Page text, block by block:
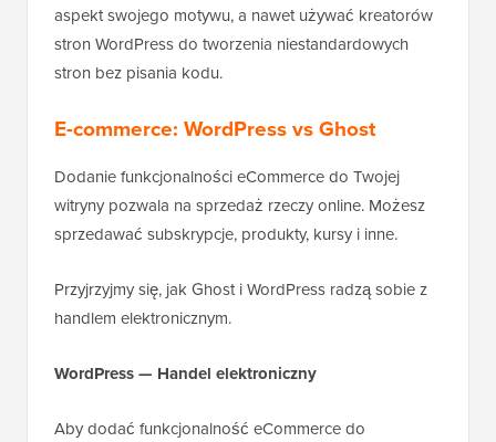
aspekt swojego motywu, a nawet używać kreatorów
stron WordPress do tworzenia niestandardowych
stron bez pisania kodu.
E-commerce: WordPress vs Ghost
Dodanie funkcjonalności eCommerce do Twojej
witryny pozwala na sprzedaż rzeczy online. Możesz
sprzedawać subskrypcje, produkty, kursy i inne.
Przyjrzyjmy się, jak Ghost i WordPress radzą sobie z
handlem elektronicznym.
WordPress — Handel elektroniczny
Aby dodać funkcjonalność eCommerce do